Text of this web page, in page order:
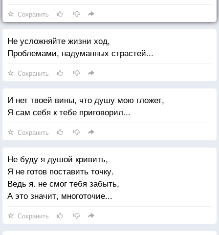
Сохранить
Не усложняйте жизни ход,
Проблемами, надуманных страстей...
Сохранить
И нет твоей вины, что душу мою гложет,
Я сам себя к тебе приговорил...
Сохранить
Не буду я душой кривить,
Я не готов поставить точку.
Ведь я. не смог тебя забыть,
А это значит, многоточие...
Сохранить